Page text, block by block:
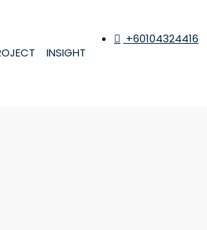
INSIGHT
+60104324416